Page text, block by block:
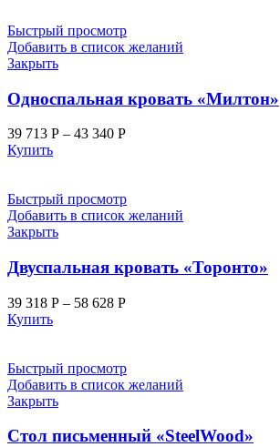
Быстрый просмотр
Добавить в список желаний
Закрыть
Односпальная кровать «Милтон»
39 713 Р – 43 340 Р
Купить
Быстрый просмотр
Добавить в список желаний
Закрыть
Двуспальная кровать «Торонто»
39 318 Р – 58 628 Р
Купить
Быстрый просмотр
Добавить в список желаний
Закрыть
Стол письменный «SteelWood»